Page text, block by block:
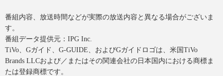
番組内容、放送時間などが実際の放送内容と異なる場合がございま
す。
番組データ提供元：IPG Inc.
TiVo、Gガイド、G-GUIDE、およびGガイドロゴは、米国TiVo
Brands LLCおよび／またはその関連会社の日本国内における商標ま
たは登録商標です。